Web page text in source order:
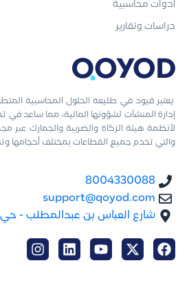
يعتبر قيود في طليعة الحلول المحاسبية
إدارة المنشآت لشؤونها المالية، مما ساعد في
لأنظمة هيئة الزكاة والضريبة والجمارك عبر
والتي تخدم جميع القطاعات بمختلف أحجامها
8004330088
support@qoyod.com
شارع العباس بن عبدالمطلب - حي
أدوات محاسبية
دراسات وتقارير